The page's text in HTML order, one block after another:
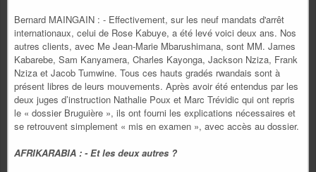
Bernard MAINGAIN : - Effectivement, sur les neuf mandats d'arrêt
internationaux, celui de Rose Kabuye, a été levé voici deux ans. Nos
autres clients, avec Me Jean-Marie Mbarushimana, sont MM. James
Kabarebe, Sam Kanyamera, Charles Kayonga, Jackson Nziza, Frank
Nziza et Jacob Tumwine. Tous ces hauts gradés rwandais sont à
présent libres de leurs mouvements. Après avoir été entendus par les
deux juges d’instruction Nathalie Poux et Marc Trévidic qui ont repris
le « dossier Bruguière », ils ont fourni les explications nécessaires et
se retrouvent simplement « mis en examen », avec accès au dossier.
AFRIKARABIA : - Et les deux autres ?